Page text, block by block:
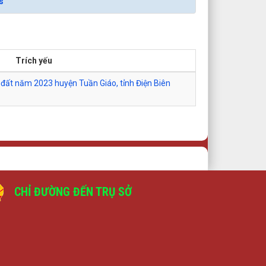
Trích yếu
năm 2023 huyện Tuần Giáo, tỉnh Điện Biên
CHỈ ĐƯỜNG ĐẾN TRỤ SỞ